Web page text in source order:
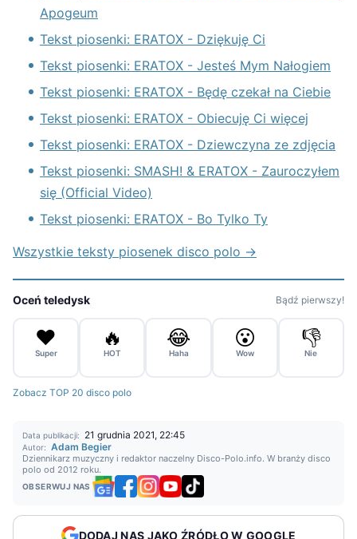
Apogeum
Tekst piosenki: ERATOX - Dziękuję Ci
Tekst piosenki: ERATOX - Jesteś Mym Nałogiem
Tekst piosenki: ERATOX - Będę czekał na Ciebie
Tekst piosenki: ERATOX - Obiecuję Ci więcej
Tekst piosenki: ERATOX - Dziewczyna ze zdjęcia
Tekst piosenki: SMASH! & ERATOX - Zauroczyłem
się (Official Video)
Tekst piosenki: ERATOX - Bo Tylko Ty
Wszystkie teksty piosenek disco polo →
Oceń teledysk Bądź pierwszy!
❤️
Super
🔥
HOT
😂
Haha
😮
Wow
👎
Nie
Zobacz TOP 20 disco polo
Data publikacji: 21 grudnia 2021, 22:45
Autor: Adam Begier
Dziennikarz muzyczny i redaktor naczelny Disco-Polo.info. W branży disco
polo od 2012 roku.
OBSERWUJ NAS
DODAJ NAS JAKO ŹRÓDŁO W GOOGLE